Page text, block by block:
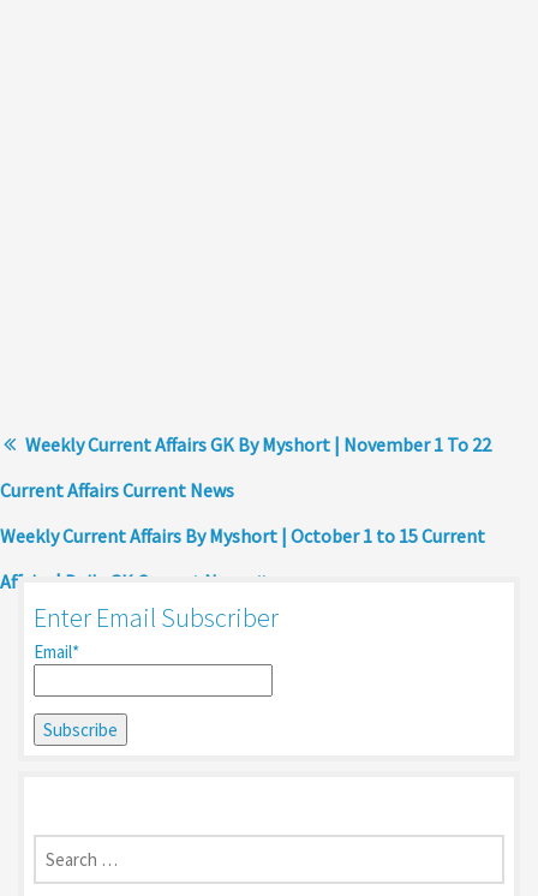
Weekly Current Affairs GK By Myshort | November 1 To 22
Current Affairs Current News
Weekly Current Affairs By Myshort | October 1 to 15 Current
Affairs | Daily GK Current News
Enter Email Subscriber
Email*
Search
for: